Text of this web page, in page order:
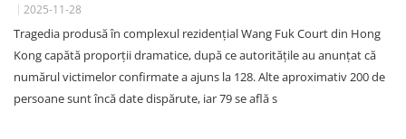
2025-11-28
Tragedia produsă în complexul rezidențial Wang Fuk Court din Hong
Kong capătă proporții dramatice, după ce autoritățile au anunțat că
numărul victimelor confirmate a ajuns la 128. Alte aproximativ 200 de
persoane sunt încă date dispărute, iar 79 se află s